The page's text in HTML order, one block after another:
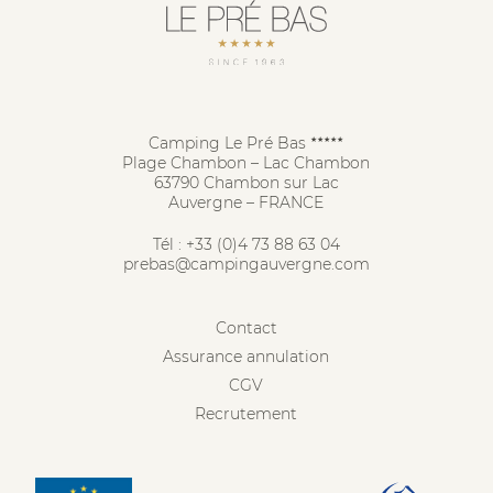
Camping Le Pré Bas ★★★★★
Plage Chambon – Lac Chambon
63790 Chambon sur Lac
Auvergne – FRANCE
Tél : +33 (0)4 73 88 63 04
prebas@campingauvergne.com
Contact
Assurance annulation
CGV
Recrutement